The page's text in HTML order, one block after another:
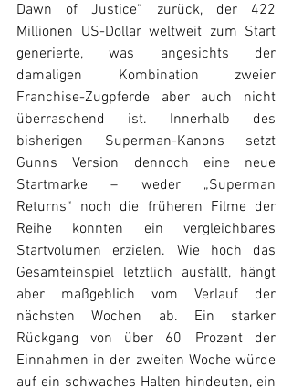
Dawn of Justice“ zurück, der 422
Millionen US-Dollar weltweit zum Start
generierte, was angesichts der
damaligen Kombination zweier
Franchise-Zugpferde aber auch nicht
überraschend ist. Innerhalb des
bisherigen Superman-Kanons setzt
Gunns Version dennoch eine neue
Startmarke – weder „Superman
Returns“ noch die früheren Filme der
Reihe konnten ein vergleichbares
Startvolumen erzielen. Wie hoch das
Gesamteinspiel letztlich ausfällt, hängt
aber maßgeblich vom Verlauf der
nächsten Wochen ab. Ein starker
Rückgang von über 60  Prozent der
Einnahmen in der zweiten Woche würde
auf ein schwaches Halten hindeuten, ein